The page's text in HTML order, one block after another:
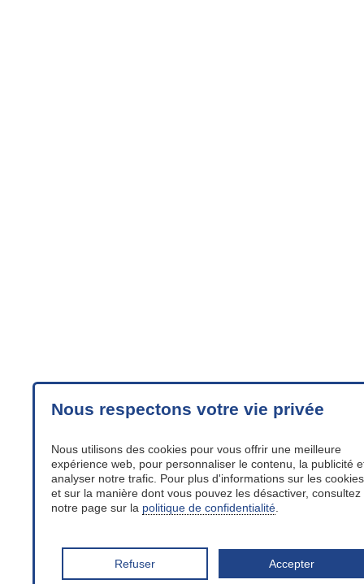
Nous respectons votre vie privée
Nous utilisons des cookies pour vous offrir une meilleure
expérience web, pour personnaliser le contenu, la publicité
analyser notre trafic. Pour plus d'informations sur les cookies
et sur la manière dont vous pouvez les désactiver, consultez
notre page sur la politique de confidentialité.
Refuser Accepter